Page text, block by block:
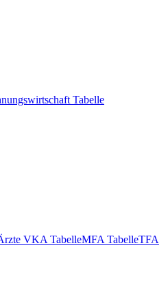
Tabelle
VKA TabelleMFA TabelleTFA